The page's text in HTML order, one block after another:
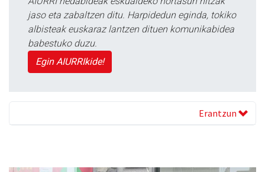
jaso eta zabaltzen ditu. Harpidedun eginda, tokiko
albisteak euskaraz lantzen dituen komunikabidea
babestuko duzu.
Egin AIURRIkide!
Erantzun